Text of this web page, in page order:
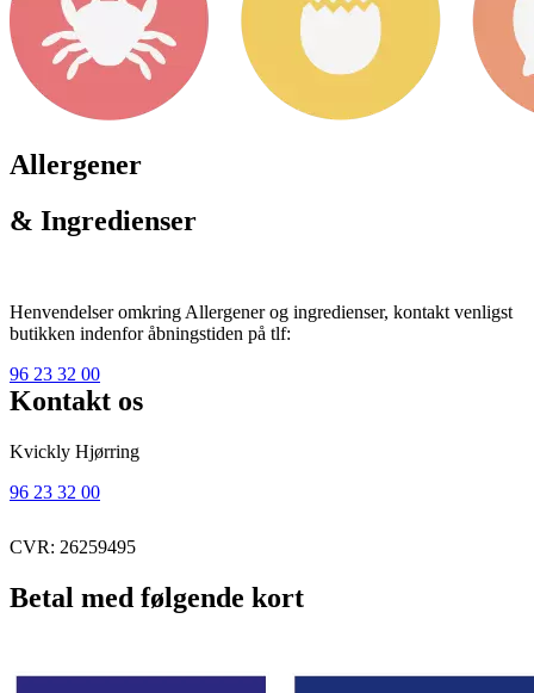
Allergener
& Ingredienser
Henvendelser omkring Allergener og ingredienser, kontakt venligst
butikken indenfor åbningstiden på tlf:
96 23 32 00
Kontakt os
Kvickly Hjørring
96 23 32 00
CVR: 26259495
Betal med følgende kort